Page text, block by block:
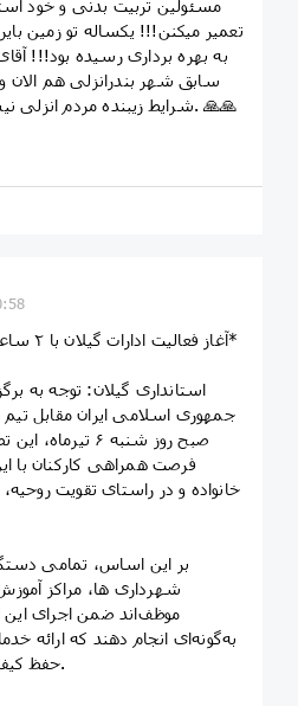
مسئولین تربیت بدنی و خود
تعمیر میکنن!!! یکساله تو زمین
به بهره برداری رسیده بود!!!
سابق شهر بندرانزلی هم الان
شرایط زیبنده مردم انزلی نیست لطفا پیگیری بفرمایید. 🙏🙏
*آغاز فعالیت ادارات گیلان با ۲ ساعت تأخیر برای فردا شنبه*
استانداری گیلان: توجه به
صبح روز شنبه ۶
فرصت همراهی کارکنان با
خانواده و در راستای تقویت
شهرداری ها، مراکز
موظف‌اند ضمن اجرای این
به‌گونه‌ای انجام دهند که ارائه
حفظ کیفیت و نظم اداری ادامه یابد.